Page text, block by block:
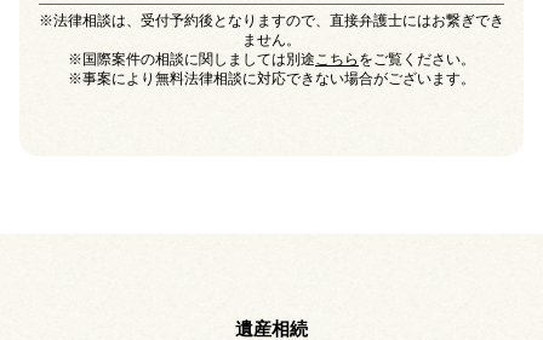
※法律相談は、受付予約後となりますので、直接弁護士にはお繋ぎでき
ません。
※国際案件の相談に関しましては別途 こちら をご覧ください。
※事案により無料法律相談に対応できない場合がございます。
遺産相続